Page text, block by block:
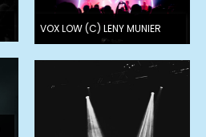
VOX LOW (C) LENY MUNIER